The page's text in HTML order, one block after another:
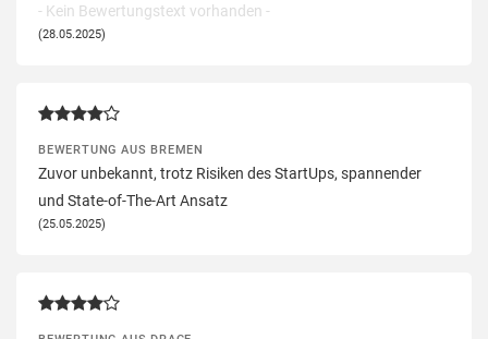
- Kein Bewertungstext vorhanden -
(28.05.2025)
BEWERTUNG AUS BREMEN
Zuvor unbekannt, trotz Risiken des StartUps, spannender
und State-of-The-Art Ansatz
(25.05.2025)